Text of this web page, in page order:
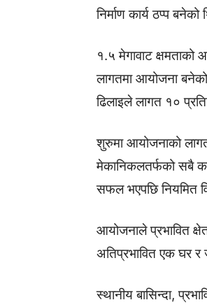
निर्माण कार्य ठप्प बनेको
१.५ मेगावाट क्षमताको
लागतमा आयोजना बनेको
ढिलाइले लागत १०
शुरुमा आयोजनाको
मेकानिकलतर्फको सबै
सफल भएपछि नियमित
आयोजनाले प्रभावित
अतिप्रभावित एक घर र
स्थानीय बासिन्दा,